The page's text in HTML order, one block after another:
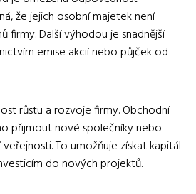
že jejich osobní majetek není
firmy. Další výhodou je snadnější
emise akcií nebo půjček od
růstu a rozvoje firmy. Obchodní
přijmout nové společníky nebo
To umožňuje získat kapitál
do nových projektů.